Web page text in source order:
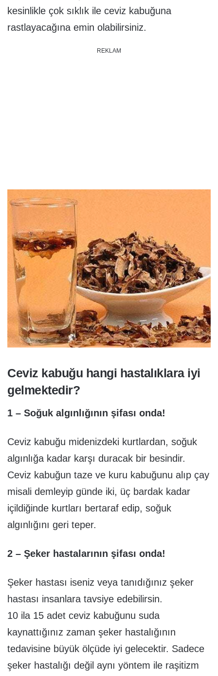
kesinlikle çok sıklık ile ceviz kabuğuna
rastlayacağına emin olabilirsiniz.
REKLAM
Ceviz kabuğu hangi hastalıklara iyi
gelmektedir?
1 – Soğuk algınlığının şifası onda!
Ceviz kabuğu midenizdeki kurtlardan, soğuk
algınlığa kadar karşı duracak bir besindir.
Ceviz kabuğun taze ve kuru kabuğunu alıp çay
misali demleyip günde iki, üç bardak kadar
içildiğinde kurtları bertaraf edip, soğuk
algınlığını geri teper.
2 – Şeker hastalarının şifası onda!
Şeker hastası iseniz veya tanıdığınız şeker
hastası insanlara tavsiye edebilirsin.
10 ila 15 adet ceviz kabuğunu suda
kaynattığınız zaman şeker hastalığının
tedavisine büyük ölçüde iyi gelecektir. Sadece
şeker hastalığı değil aynı yöntem ile raşitizm